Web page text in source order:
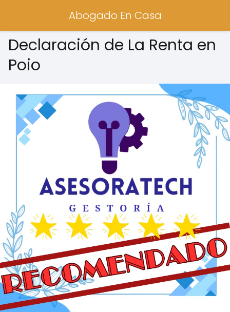
Abogado En Casa
Declaración de La Renta en
Poio